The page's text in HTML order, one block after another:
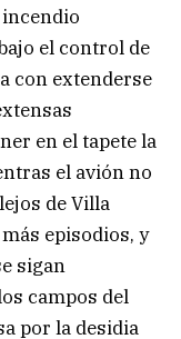
el control de
con extenderse
en el tapete la
el avión no
de Villa
episodios, y
sigan
campos del
por la desidia